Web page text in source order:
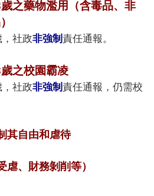
之藥物濫用（含毒品、非
社政非強制 責任通報。
之校園霸凌
社政非強制 責任通報，仍需校
其自由和虐待
虐、財務剝削等）